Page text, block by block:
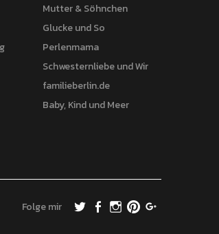
Mutter & Söhnchen
Glucke und So
Perlenmama
Schwesternliebe und Wir
familieberlin.de
Baby, Kind und Meer
Folge mir